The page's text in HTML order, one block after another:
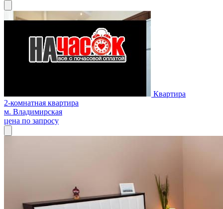
Квартира
2-комнатная квартира
м. Владимирская
цена по запросу